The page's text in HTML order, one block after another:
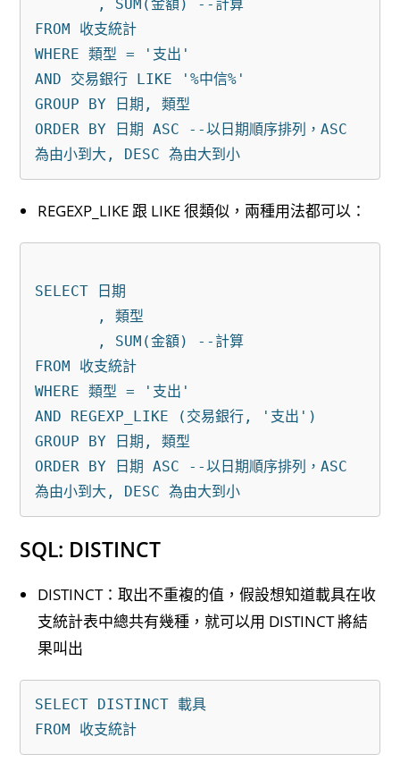
FROM 收支統計
WHERE 類型 = '支出'
AND 交易銀行 LIKE '%中信%'
GROUP BY 日期, 類型
ORDER BY 日期 ASC --以日期順序排列，ASC
REGEXP_LIKE 跟 LIKE 很類似，兩種用法都可以：
SELECT 日期
FROM 收支統計
WHERE 類型 = '支出'
AND REGEXP_LIKE (交易銀行, '支出')
GROUP BY 日期, 類型
ORDER BY 日期 ASC --以日期順序排列，ASC
SQL: DISTINCT
DISTINCT：取出不重複的值，假設想知道載具在收
支統計表中總共有幾種，就可以用 DISTINCT 將結
果叫出
SELECT DISTINCT 載具